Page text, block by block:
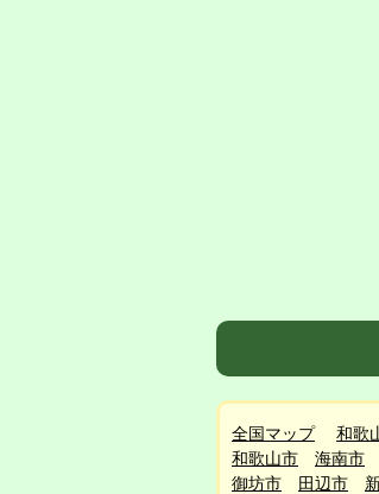
全国マップ
和歌
和歌山市
海南市
御坊市
田辺市